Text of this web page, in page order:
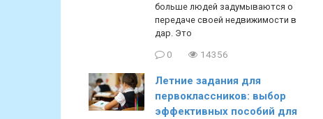
больше людей задумываются о
передаче своей недвижимости в
дар. Это
0 14356
Летние задания для
первоклассников: выбор
эффективных пособий для